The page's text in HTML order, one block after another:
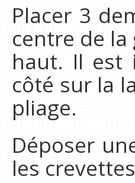
Placer 3
centre de
haut. Il est
côté sur la
pliage.
Déposer
les